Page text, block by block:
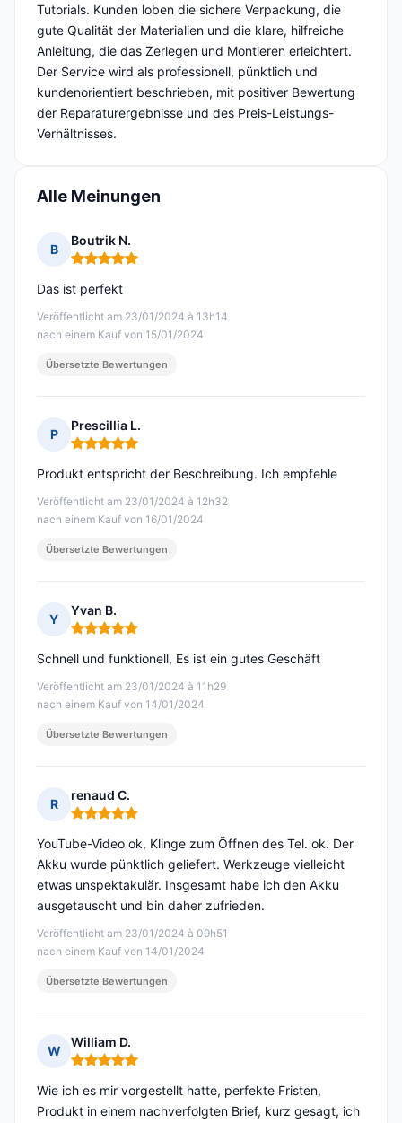
Tutorials. Kunden loben die sichere Verpackung, die
gute Qualität der Materialien und die klare, hilfreiche
Anleitung, die das Zerlegen und Montieren erleichtert.
Der Service wird als professionell, pünktlich und
kundenorientiert beschrieben, mit positiver Bewertung
der Reparaturergebnisse und des Preis-Leistungs-
Verhältnisses.
Alle Meinungen
B
Boutrik N.
Hinweis: 5 von 5
Veröffentlicht am 23/01/2024 à 13h14
nach einem Kauf von 15/01/2024
Das ist perfekt
Übersetzte Bewertungen
P
Prescillia L.
Hinweis: 5 von 5
Veröffentlicht am 23/01/2024 à 12h32
nach einem Kauf von 16/01/2024
Produkt entspricht der Beschreibung. Ich empfehle
Übersetzte Bewertungen
Y
Yvan B.
Hinweis: 5 von 5
Veröffentlicht am 23/01/2024 à 11h29
nach einem Kauf von 14/01/2024
Schnell und funktionell, Es ist ein gutes Geschäft
Übersetzte Bewertungen
R
renaud C.
Hinweis: 5 von 5
Veröffentlicht am 23/01/2024 à 09h51
nach einem Kauf von 14/01/2024
YouTube-Video ok, Klinge zum Öffnen des Tel. ok. Der
Akku wurde pünktlich geliefert. Werkzeuge vielleicht
etwas unspektakulär. Insgesamt habe ich den Akku
ausgetauscht und bin daher zufrieden.
Übersetzte Bewertungen
W
William D.
Hinweis: 5 von 5
Wie ich es mir vorgestellt hatte, perfekte Fristen,
Produkt in einem nachverfolgten Brief, kurz gesagt, ich